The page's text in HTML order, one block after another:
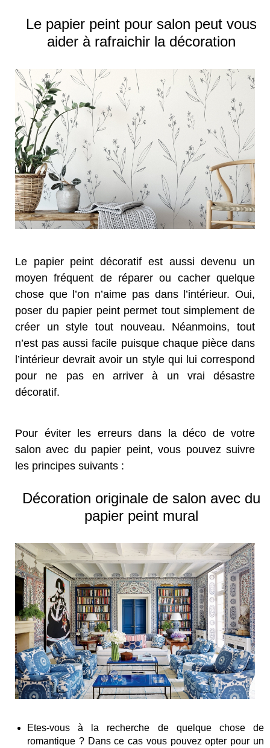
Le papier peint pour salon peut vous
aider à rafraichir la décoration
Le papier peint décoratif est aussi devenu un
moyen fréquent de réparer ou cacher quelque
chose que l’on n’aime pas dans l’intérieur. Oui,
poser du papier peint permet tout simplement de
créer un style tout nouveau. Néanmoins, tout
n’est pas aussi facile puisque chaque pièce dans
l’intérieur devrait avoir un style qui lui correspond
pour ne pas en arriver à un vrai désastre
décoratif.
Pour éviter les erreurs dans la déco de votre
salon avec du papier peint, vous pouvez suivre
les principes suivants :
Décoration originale de salon avec du
papier peint mural
Etes-vous à la recherche de quelque chose de
romantique ? Dans ce cas vous pouvez opter pour un